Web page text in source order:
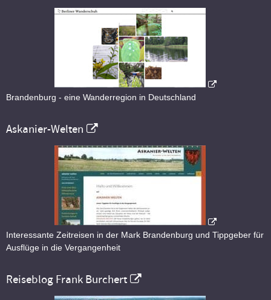
Brandenburg - eine Wanderregion in Deutschland
Askanier-Welten
Interessante Zeitreisen in der Mark Brandenburg und Tippgeber für
Ausflüge in die Vergangenheit
Reiseblog Frank Burchert